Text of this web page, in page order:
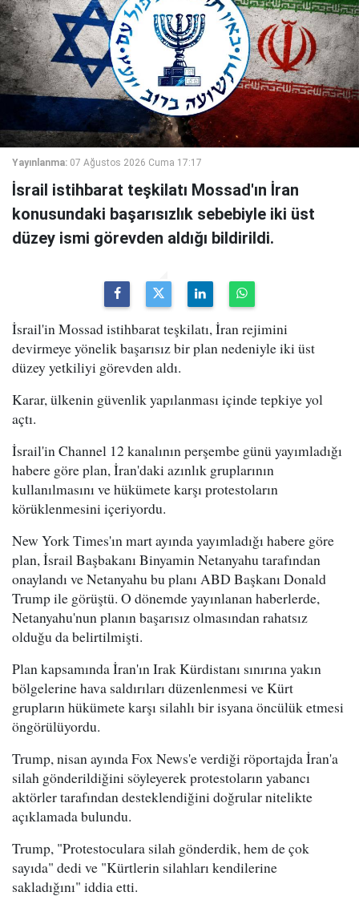
Yayınlanma: 07 Ağustos 2026 Cuma 17:17
İsrail istihbarat teşkilatı Mossad'ın İran
konusundaki başarısızlık sebebiyle iki üst
düzey ismi görevden aldığı bildirildi.
İsrail'in Mossad istihbarat teşkilatı, İran rejimini
devirmeye yönelik başarısız bir plan nedeniyle iki üst
düzey yetkiliyi görevden aldı.
Karar, ülkenin güvenlik yapılanması içinde tepkiye yol
açtı.
İsrail'in Channel 12 kanalının perşembe günü yayımladığı
habere göre plan, İran'daki azınlık gruplarının
kullanılmasını ve hükümete karşı protestoların
körüklenmesini içeriyordu.
New York Times'ın mart ayında yayımladığı habere göre
plan, İsrail Başbakanı Binyamin Netanyahu tarafından
onaylandı ve Netanyahu bu planı ABD Başkanı Donald
Trump ile görüştü. O dönemde yayınlanan haberlerde,
Netanyahu'nun planın başarısız olmasından rahatsız
olduğu da belirtilmişti.
Plan kapsamında İran'ın Irak Kürdistanı sınırına yakın
bölgelerine hava saldırıları düzenlenmesi ve Kürt
grupların hükümete karşı silahlı bir isyana öncülük etmesi
öngörülüyordu.
Trump, nisan ayında Fox News'e verdiği röportajda İran'a
silah gönderildiğini söyleyerek protestoların yabancı
aktörler tarafından desteklendiğini doğrular nitelikte
açıklamada bulundu.
Trump, "Protestoculara silah gönderdik, hem de çok
sayıda" dedi ve "Kürtlerin silahları kendilerine
sakladığını" iddia etti.